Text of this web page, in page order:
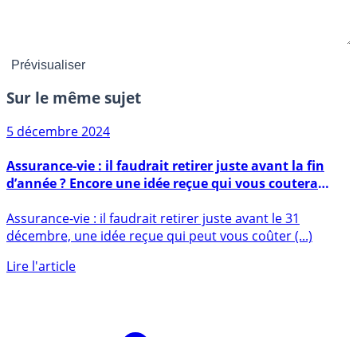
Sur le même sujet
5 décembre 2024
d’année ? Encore une idée reçue qui vous coutera
cher !
Assurance-vie : il faudrait retirer juste avant le 31
décembre, une idée reçue qui peut vous coûter (...)